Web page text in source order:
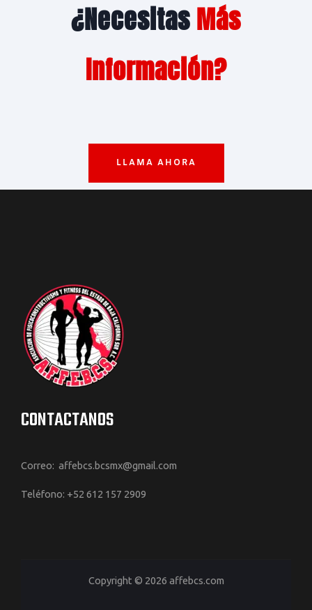
¿NecesitasMás
Información?
LLAMA AHORA
CONTACTANOS
Correo: affebcs.bcsmx@gmail.com
Teléfono: +52 612 157 2909
Copyright © 2026 affebcs.com